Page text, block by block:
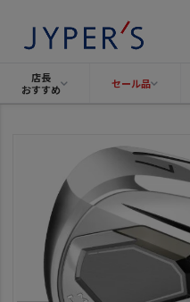
店長
おすすめ
セール品